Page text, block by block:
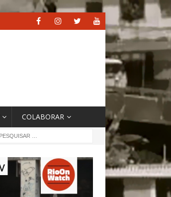
COLABORAR